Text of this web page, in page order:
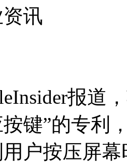
讯
报道
键”的专利
户按压屏幕